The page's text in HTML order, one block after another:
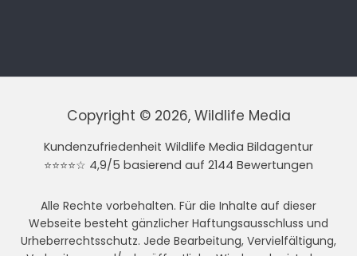
Copyright © 2026, Wildlife Media
Kundenzufriedenheit Wildlife Media Bildagentur
⭐⭐⭐⭐☆ 4,9/5 basierend auf 2144 Bewertungen
Alle Rechte vorbehalten. Für die Inhalte auf dieser
Webseite besteht gänzlicher Haftungsausschluss und
Urheberrechtsschutz. Jede Bearbeitung, Vervielfältigung,